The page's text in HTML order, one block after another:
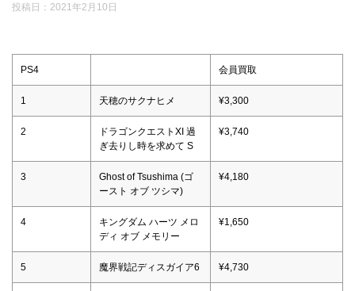
投稿日： 2021年2月10日
PS4 会員買取
1 天穂のサクナヒメ ¥3,300
2
ドラゴンクエストXI 過
ぎ去りし時を求めて S
¥3,740
3
Ghost of Tsushima (ゴ
ースト オブ ツシマ)
¥4,180
4
キングダム ハーツ メロ
ディ オブ メモリー
¥1,650
5 魔界戦記ディスガイア6 ¥4,730